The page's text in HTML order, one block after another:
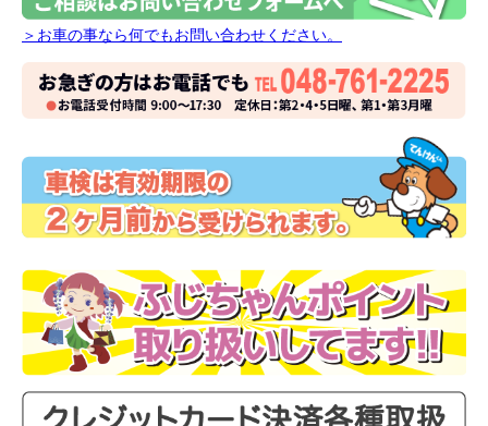
＞お車の事なら何でもお問い合わせください。